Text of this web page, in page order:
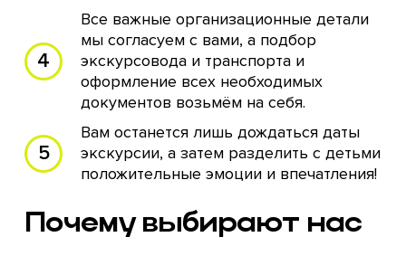
Все важные организационные детали
мы согласуем с вами, а подбор
экскурсовода и транспорта и
оформление всех необходимых
документов возьмём на себя.
Вам останется лишь дождаться даты
экскурсии, а затем разделить с детьми
положительные эмоции и впечатления!
Почему выбирают нас